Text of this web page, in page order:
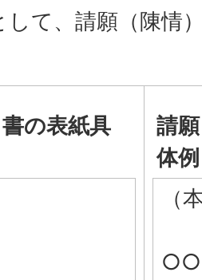
して、請願（陳情
の表紙具
請
体例
（